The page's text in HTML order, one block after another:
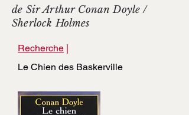
de Sir Arthur Conan Doyle /
Sherlock Holmes
Recherche |
Le Chien des Baskerville